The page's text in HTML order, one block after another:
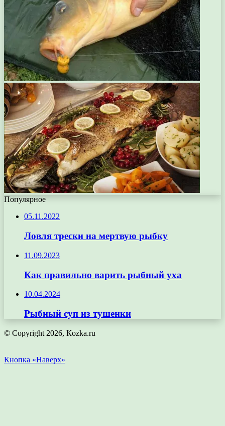
Популярное
05.11.2022
Ловля трески на мертвую рыбку
11.09.2023
Как правильно варить рыбный уха
10.04.2024
Рыбный суп из тушенки
© Copyright 2026, Кozka.ru
Кнопка «Наверх»